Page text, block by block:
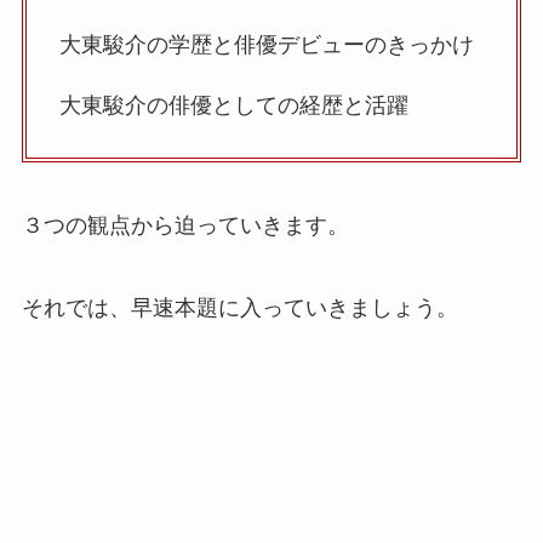
大東駿介の学歴と俳優デビューのきっかけ
大東駿介の俳優としての経歴と活躍
３つの観点から迫っていきます。
それでは、早速本題に入っていきましょう。